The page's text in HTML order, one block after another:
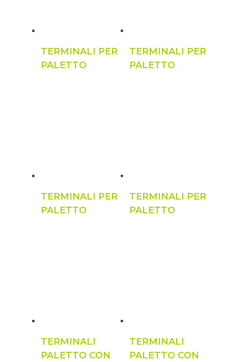
TERMINALI PER
PALETTO
TERMINALI PER
PALETTO
TERMINALI PER
PALETTO
TERMINALI PER
PALETTO
TERMINALI
PALETTO CON
TERMINALI
PALETTO CON